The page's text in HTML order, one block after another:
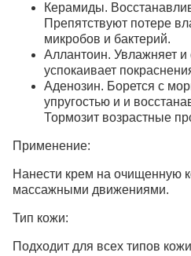
Керамиды.
Препятствуют потере
микробов и бактерий.
Аллантоин. Увлажняет и
успокаивает
Аденозин. Борется с
упругостью и и
Тормозит возрастные
Применение:
Нанести крем на очищенную
массажными движениями.
Тип кожи:
Подходит для всех типов